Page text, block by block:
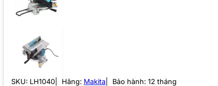
SKU: LH1040 Hãng: Makita Bảo hành: 12 tháng